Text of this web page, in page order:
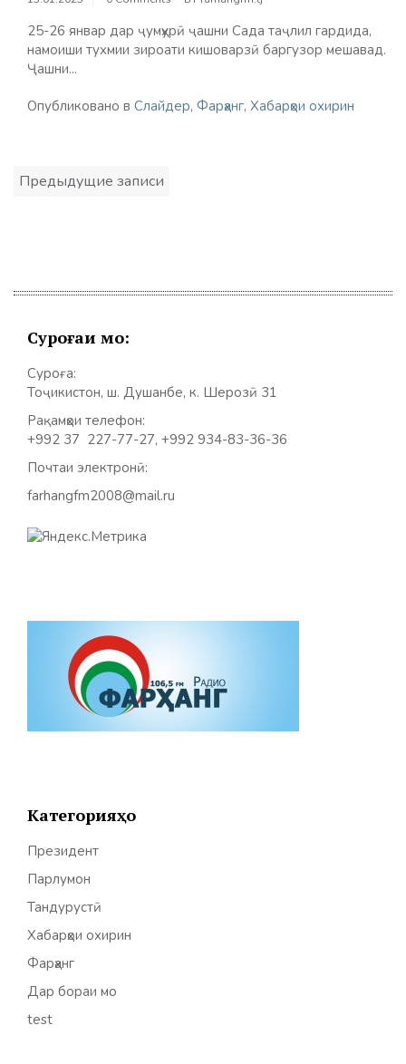
25-26 январ дар ҷумҳурӣ ҷашни Сада таҷлил гардида,
намоиши тухмии зироати кишоварзӣ баргузор мешавад.
Ҷашни...
Опубликовано в Слайдер, Фарҳанг, Хабарҳои охирин
Навигация
по
Предыдущие записи
Суроғаи мо:
Суроға:
Тоҷикистон, ш. Душанбе, к. Шерозӣ 31
Рақамҳои телефон:
+992 37 227-77-27, +992 934-83-36-36
Почтаи электронӣ:
farhangfm2008@mail.ru
Категорияҳо
Президент
Парлумон
Тандурустӣ
Хабарҳои охирин
Фарҳанг
Дар бораи мо
test